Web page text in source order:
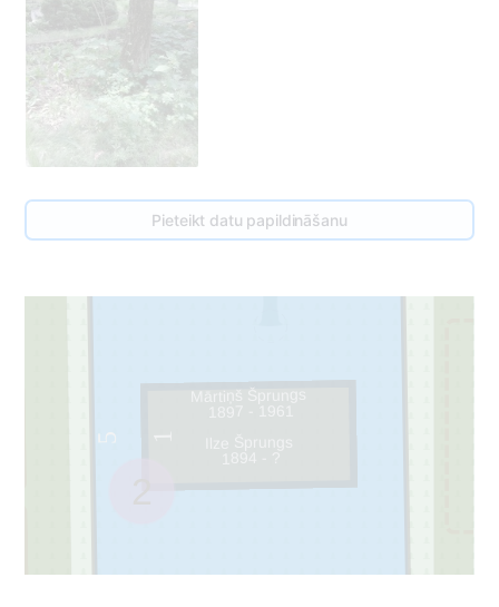
Pieteikt datu papildināšanu
5
Mārtiņš Šprungs